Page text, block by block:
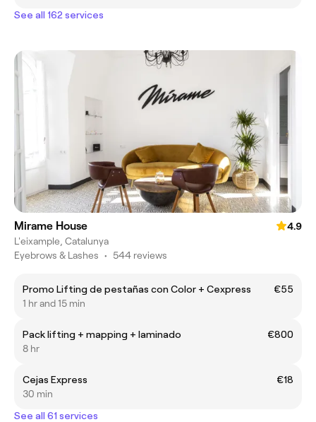
See all 162 services
Mirame House
4.9
L'eixample, Catalunya
Eyebrows & Lashes • 544 reviews
Promo Lifting de pestañas con Color + Cexpress
€55
1 hr and 15 min
Pack lifting + mapping + laminado
€800
8 hr
Cejas Express
€18
30 min
See all 61 services